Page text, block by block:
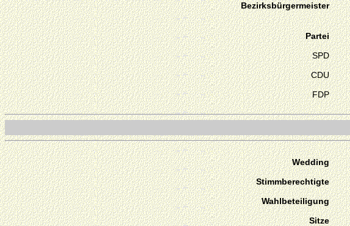
Bezirksbürgermeister
Partei
SPD
CDU
FDP
Wedding
Stimmberechtigte
Wahlbeteiligung
Sitze